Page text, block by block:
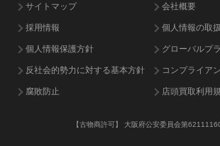
サイトマップ 会社概要
採用情報 個人情報の取
個人情報保護方針 グローバルプ
反社会的勢力に対する基本方針 コンプライア
腐敗防止 店頭買取利用
【古物商許可】 大阪府公安委員会第